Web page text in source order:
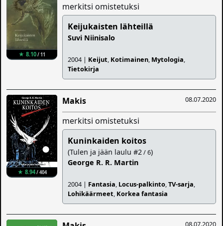
★ 8.10/ 11
merkitsi omistetuksi
Keijukaisten lähteillä
Suvi Niinisalo
2004 | Keijut, Kotimainen, Mytologia,
Tietokirja
★ 8.94/ 404
08.07.2020
Makis
merkitsi omistetuksi
Kuninkaiden koitos
(Tulen ja jään laulu #2/ 6)
George R. R. Martin
2004 | Fantasia, Locus-palkinto,TV-sarja,
Lohikäärmeet, Korkea fantasia
08.07.2020